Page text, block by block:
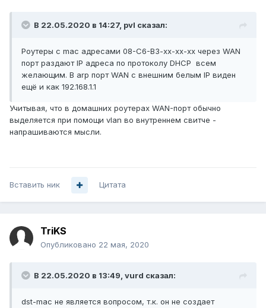
В 22.05.2020 в 14:27, pvl сказал:
Роутеры с mac адресами 08-C6-B3-xx-xx-xx через WAN
порт раздают IP адреса по протоколу DHCP всем
желающим. В arp порт WAN с внешним белым IP виден
ещё и как 192.168.1.1
Учитывая, что в домашних роутерах WAN-порт обычно
выделяется при помощи vlan во внутреннем свитче -
напрашиваются мысли.
Вставить ник Цитата
TriKS
Опубликовано 22 мая, 2020
В 22.05.2020 в 13:49, vurd сказал:
dst-mac не является вопросом, т.к. он не создает